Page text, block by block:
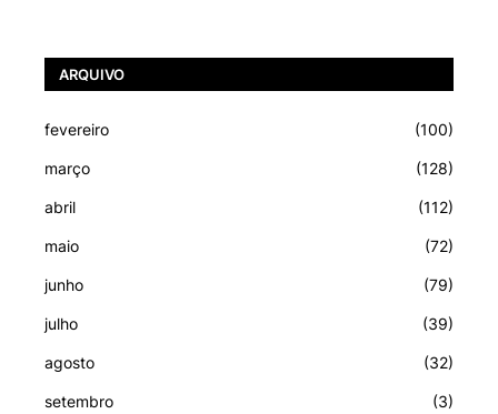
ARQUIVO
fevereiro (100)
março (128)
abril (112)
maio (72)
junho (79)
julho (39)
agosto (32)
setembro (3)